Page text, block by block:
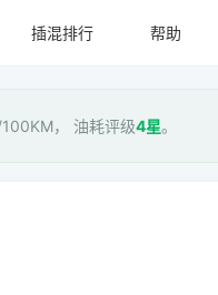
插混排行 帮助
， 油耗评级4星。